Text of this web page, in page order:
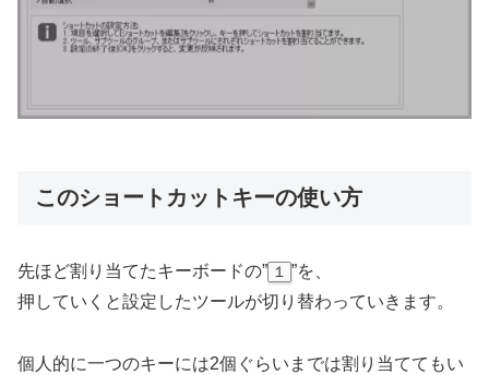
このショートカットキーの使い方
先ほど割り当てたキーボードの” １
”を、
押していくと設定したツールが切り替わっていきます。
個人的に一つのキーには2個ぐらいまでは割り当ててもい